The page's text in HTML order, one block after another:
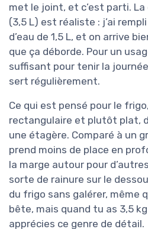
met le joint, et c’est parti.
(3,5 L) est réaliste : j’ai
d’eau de 1,5 L, et on arrive
que ça déborde. Pour un
suffisant pour tenir la
sert régulièrement.
Ce qui est pensé pour le
rectangulaire et plutôt plat,
une étagère. Comparé à un
prend moins de place en
la marge autour pour
sorte de rainure sur le
du frigo sans galérer, même
bête, mais quand tu as 3,5
apprécies ce genre de détail.